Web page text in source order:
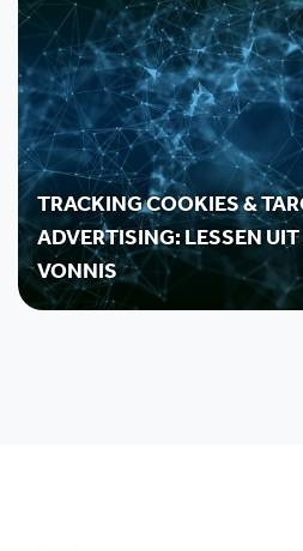
TRACKING COOKIES &
ADVERTISING: LESSEN
VONNIS